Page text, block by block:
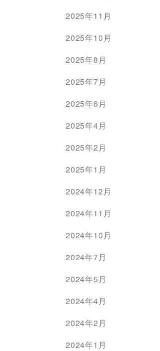
2025年11月
2025年10月
2025年8月
2025年7月
2025年6月
2025年4月
2025年2月
2025年1月
2024年12月
2024年11月
2024年10月
2024年7月
2024年5月
2024年4月
2024年2月
2024年1月